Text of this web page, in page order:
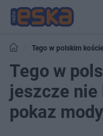
Tego w polskim
Chorzowie
Tego w
jeszcze nie
pokaz